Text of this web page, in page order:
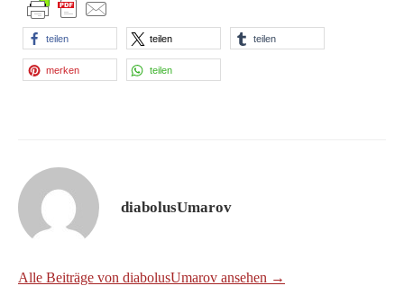
teilen teilen teilen
merken teilen
diabolusUmarov
Alle Beiträge von diabolusUmarov ansehen →